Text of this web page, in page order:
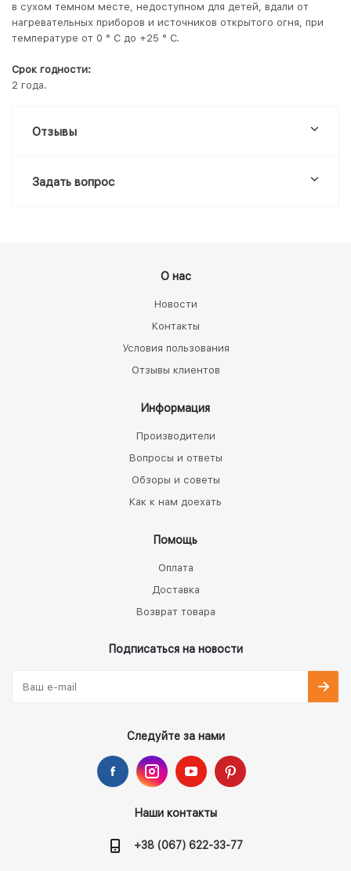
в сухом темном месте, недоступном для детей, вдали от
нагревательных приборов и источников открытого огня, при
температуре от 0 ° С до +25 ° С.
Срок годности:
2 года.
Отзывы
Задать вопрос
О нас
Новости
Контакты
Условия пользования
Отзывы клиентов
Информация
Производители
Вопросы и ответы
Обзоры и советы
Как к нам доехать
Помощь
Оплата
Доставка
Возврат товара
Подписаться на новости
Следуйте за нами
Наши контакты
+38 (067) 622-33-77